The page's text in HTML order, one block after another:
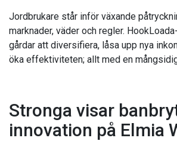
Jordbrukare står inför växande
marknader, väder och regler.
gårdar att diversifiera, låsa upp nya
öka effektiviteten; allt med en
Stronga visar
innovation på Elmia